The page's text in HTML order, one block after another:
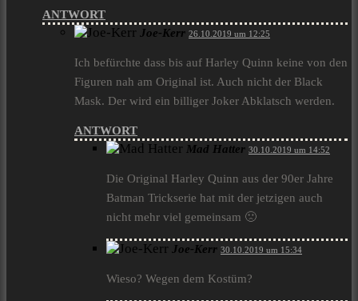
ANTWORT
Joe-Kerr 26.10.2019 um 12:25
Ich befürchte dass bis auf Harley Quinn keine von den
Figuren nah am Original ist. Auch nicht der Black
Mask. Der wird ein billiger Joker Abklatsch werden.
ANTWORT
Mad Hatter 30.10.2019 um 14:52
Die Original Harley Quinn aus der 90er Jahre
Batman Trickserie hat mit der jetzigen auch
nicht mehr viel gemeinsam 🙁
Joe-Kerr 30.10.2019 um 15:34
Wieso? Wegen dem Kostüm?